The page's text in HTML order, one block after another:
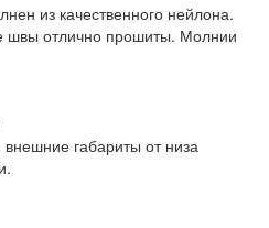
из качественного нейлона.
швы отлично прошиты. Молнии
габариты от низа